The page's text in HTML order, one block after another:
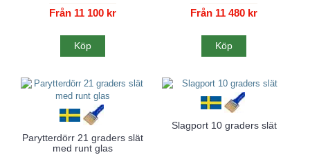
Från 11 100 kr
Köp
Från 11 480 kr
Köp
Parytterdörr 21 graders slät
med runt glas
Slagport 10 graders slät